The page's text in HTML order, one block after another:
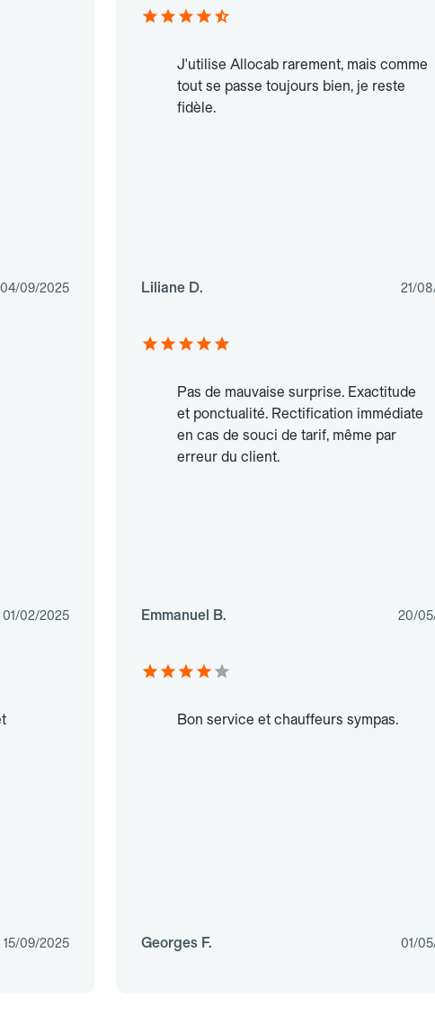
04/09/2025
J'utilise Allocab rarement, mais comme
tout se passe toujours bien, je reste
fidèle.
Liliane D. 21/
01/02/2025
Pas de mauvaise surprise. Exactitude
et ponctualité. Rectification immédiate
en cas de souci de tarif, même par
erreur du client.
Emmanuel B. 20/
15/09/2025
Bon service et chauffeurs sympas.
Georges F. 01/